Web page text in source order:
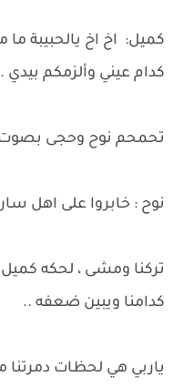
كميل: اخ اخ يالحبيبة
كدام عيني وألزمكم بيدي
تحمحم نوح وحجى
نوح : خابروا على اهل
تركنا ومشى ، لحكه كميل
كدامنا ويبين ضعفه ..
ياربي هي لحظات